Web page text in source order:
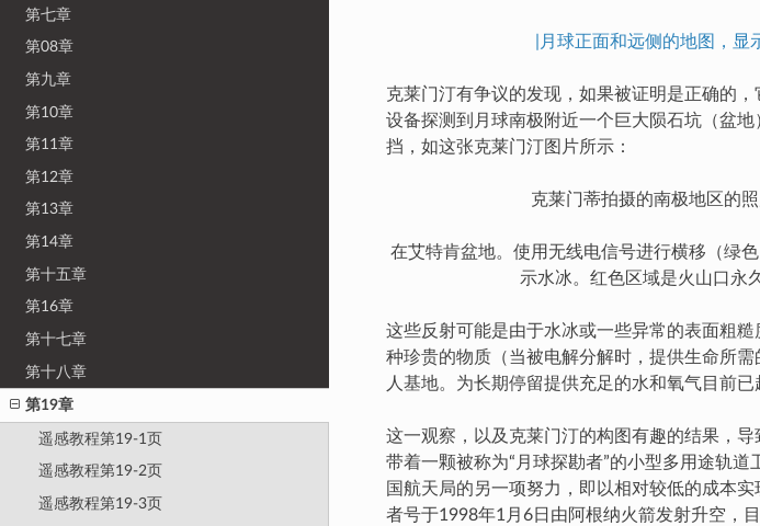
第七章
第08章
第九章
第10章
第11章
第12章
第13章
第14章
第十五章
第16章
第十七章
第十八章
第19章
遥感教程第19-1页
遥感教程第19-2页
遥感教程第19-3页
|月球正面和远侧的地图，显
克莱门汀有争议的发现，如果被证明是正确的
设备探测到月球南极附近一个巨大陨石坑（盆
挡，如这张克莱门汀图片所示：
克莱门蒂拍摄的南极地区的
在艾特肯盆地。使用无线电信号进行横移（绿
示水冰。红色区域是火山口永
这些反射可能是由于水冰或一些异常的表面粗
种珍贵的物质（当被电解分解时，提供生命所
人基地。为长期停留提供充足的水和氧气目前已
这一观察，以及克莱门汀的构图有趣的结果，
带着一颗被称为“月球探勘者”的小型多用途轨
国航天局的另一项努力，即以相对较低的成本
者号于1998年1月6日由阿根纳火箭发射升空，